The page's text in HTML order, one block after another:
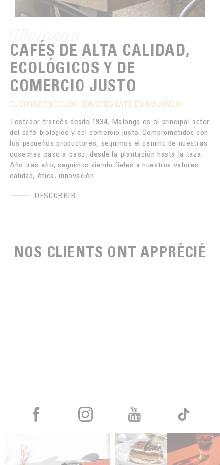
Malongo
CAFÉS DE ALTA CALIDAD,
ECOLÓGICOS Y DE
COMERCIO JUSTO
EL CORAZÓN DE LOS HOMBRES LATE EN MALONGO
Tostador francés desde 1934, Malongo es el principal actor
del café biológico y del comercio justo. Comprometidos con
los pequeños productores, seguimos el camino de nuestras
cosechas paso a paso, desde la plantación hasta la taza.
Año tras año, seguimos siendo fieles a nuestros valores:
calidad, ética, innovación.
DESCUBRIR
NOS CLIENTS ONT APPRÉCIÉ